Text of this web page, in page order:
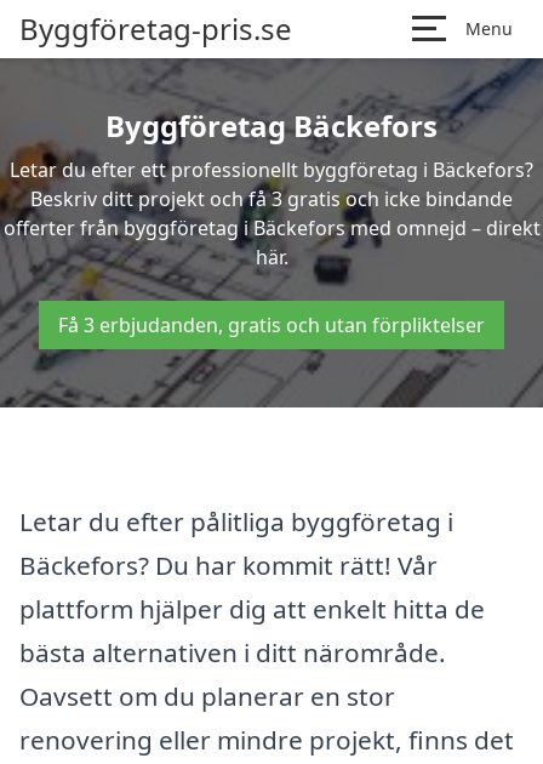
Byggföretag-pris.se Menu
Byggföretag Bäckefors
Letar du efter ett professionellt byggföretag i Bäckefors?
Beskriv ditt projekt och få 3 gratis och icke bindande
offerter från byggföretag i Bäckefors med omnejd – direkt
här.
Få 3 erbjudanden, gratis och utan förpliktelser
Letar du efter pålitliga byggföretag i
Bäckefors? Du har kommit rätt! Vår
plattform hjälper dig att enkelt hitta de
bästa alternativen i ditt närområde.
Oavsett om du planerar en stor
renovering eller mindre projekt, finns det